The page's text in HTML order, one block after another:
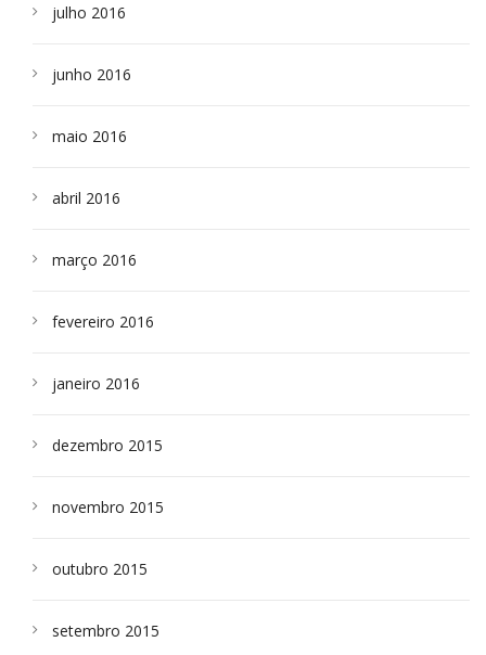
julho 2016
junho 2016
maio 2016
abril 2016
março 2016
fevereiro 2016
janeiro 2016
dezembro 2015
novembro 2015
outubro 2015
setembro 2015